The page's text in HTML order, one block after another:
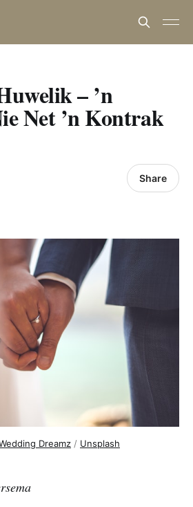
– ’n
Net ’n Kontrak
Share
Dreamz / Unsplash